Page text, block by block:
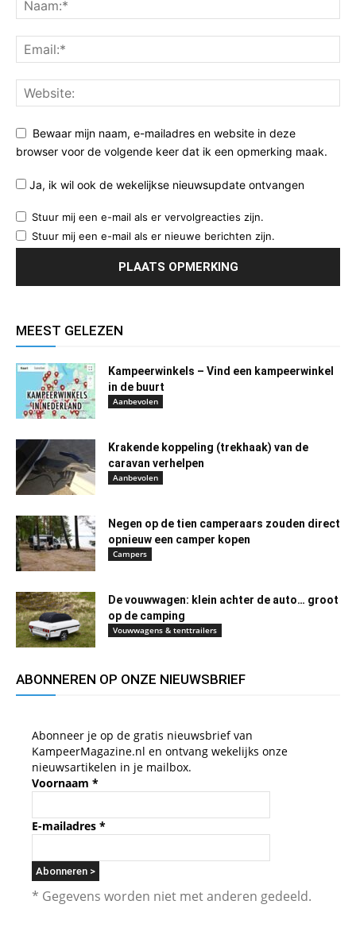
Bewaar mijn naam, e-mailadres en website in deze
browser voor de volgende keer dat ik een opmerking maak.
Ja, ik wil ook de wekelijkse nieuwsupdate ontvangen
Stuur mij een e-mail als er vervolgreacties zijn.
Stuur mij een e-mail als er nieuwe berichten zijn.
MEEST GELEZEN
Kampeerwinkels – Vind een kampeerwinkel
in de buurt
Aanbevolen
Krakende koppeling (trekhaak) van de
caravan verhelpen
Aanbevolen
Negen op de tien camperaars zouden direct
opnieuw een camper kopen
Campers
De vouwwagen: klein achter de auto… groot
op de camping
Vouwwagens & tenttrailers
ABONNEREN OP ONZE NIEUWSBRIEF
Abonneer je op de gratis nieuwsbrief van
KampeerMagazine.nl en ontvang wekelijks onze
nieuwsartikelen in je mailbox.
Voornaam *
E-mailadres *
* Gegevens worden niet met anderen gedeeld.